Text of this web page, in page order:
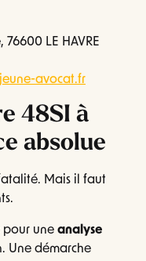
76600 LE HAVRE
avocat.fr
48SI à
absolue
Mais il faut
pour une analyse
Une démarche